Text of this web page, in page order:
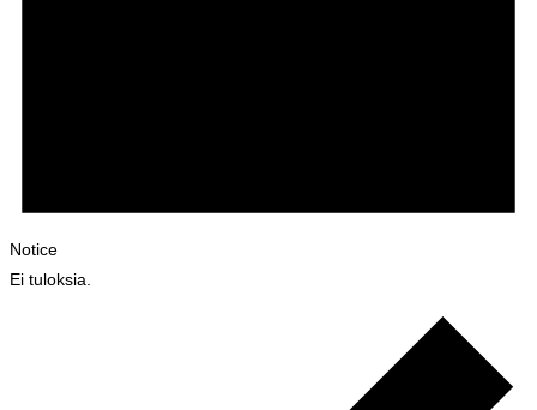
Notice
Ei tuloksia.